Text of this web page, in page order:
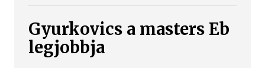
Gyurkovics a masters Eb
legjobbja